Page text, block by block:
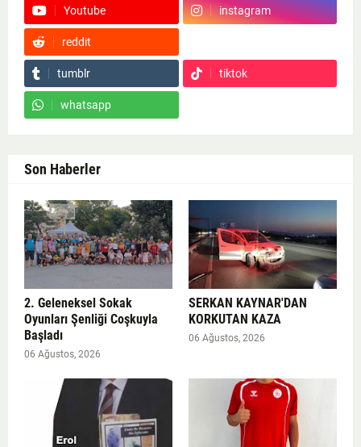
Youtube instagram
reddit
tumblr tiktok
whatsapp
Son Haberler
2. Geleneksel Sokak
Oyunları Şenliği Coşkuyla
Başladı
06 Ağustos, 2026
SERKAN KAYNAR'DAN
KORKUTAN KAZA
06 Ağustos, 2026